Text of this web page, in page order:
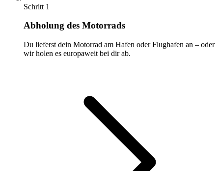
Schritt 1
Abholung des Motorrads
Du lieferst dein Motorrad am Hafen oder Flughafen an – oder
wir holen es europaweit bei dir ab.